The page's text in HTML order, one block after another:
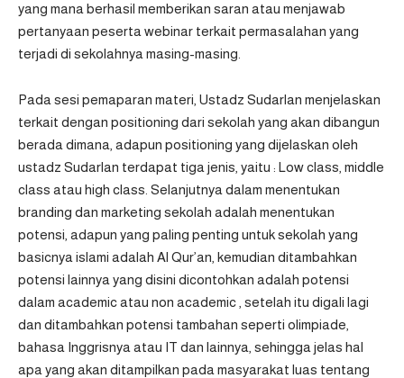
yang mana berhasil memberikan saran atau menjawab
pertanyaan peserta webinar terkait permasalahan yang
terjadi di sekolahnya masing-masing.
Pada sesi pemaparan materi, Ustadz Sudarlan menjelaskan
terkait dengan positioning dari sekolah yang akan dibangun
berada dimana, adapun positioning yang dijelaskan oleh
ustadz Sudarlan terdapat tiga jenis, yaitu : Low class, middle
class atau high class. Selanjutnya dalam menentukan
branding dan marketing sekolah adalah menentukan
potensi, adapun yang paling penting untuk sekolah yang
basicnya islami adalah Al Qur’an, kemudian ditambahkan
potensi lainnya yang disini dicontohkan adalah potensi
dalam academic atau non academic , setelah itu digali lagi
dan ditambahkan potensi tambahan seperti olimpiade,
bahasa Inggrisnya atau IT dan lainnya, sehingga jelas hal
apa yang akan ditampilkan pada masyarakat luas tentang